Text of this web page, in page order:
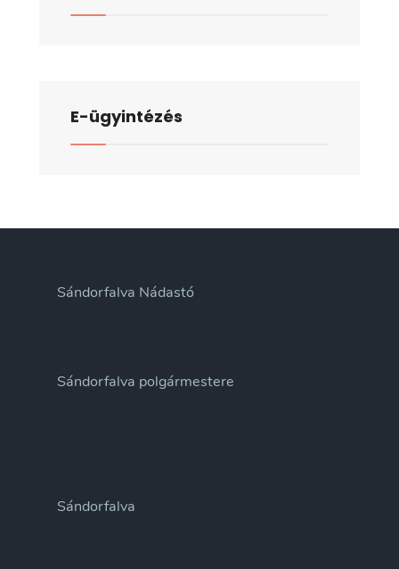
E-ügyintézés
Sándorfalva Nádastó
Sándorfalva polgármestere
Sándorfalva